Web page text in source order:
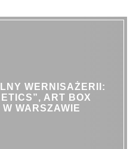
WERNISAŻERII:
ART BOX
WARSZAWIE